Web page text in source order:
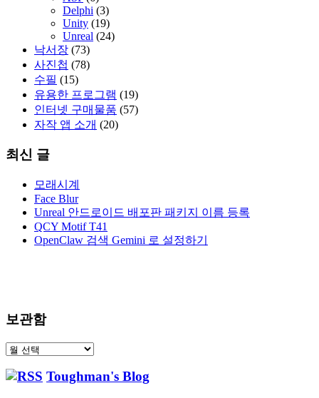
Delphi (3)
Unity (19)
Unreal (24)
낙서장 (73)
사진첩 (78)
수필 (15)
유용한 프로그램 (19)
인터넷 구매물품 (57)
자작 앱 소개 (20)
최신 글
모래시계
Face Blur
Unreal 안드로이드 배포판 패키지 이름 등록
QCY Motif T41
OpenClaw 검색 Gemini 로 설정하기
보관함
보
함
Toughman's Blog